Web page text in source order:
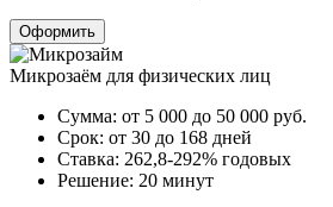
Оформить
Микрозаём для физических лиц
Сумма: от 5 000 до 50 000 руб.
Срок: от 30 до 168 дней
Ставка: 262,8-292% годовых
Решение: 20 минут